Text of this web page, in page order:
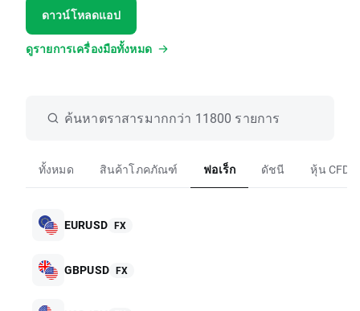
ดาวน์โหลดแอป
ดูรายการเครื่องมือทั้งหมด
ค้นหาตราสารมากกว่า 11800 รายการ
ทั้งหมด สินค้าโภคภัณฑ์ ฟอเร็ก ดัชนี หุ้น CFD
EURUSD FX
GBPUSD FX